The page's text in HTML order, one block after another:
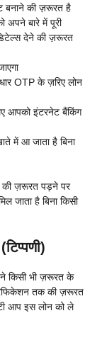
बनाने की ज़रूरत है
अपने बारे में पूरी
देने की ज़रूरत
OTP के ज़रिए लोन
आपको इंटरनेट बैंकिंग
में आ जाता है बिना
की ज़रूरत पड़ने पर
जाता है बिना किसी
किसी भी ज़रूरत के
तक की ज़रूरत
आप इस लोन को ले